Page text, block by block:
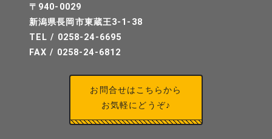
〒940-0029
新潟県長岡市東蔵王3-1-38
TEL / 0258-24-6695
FAX / 0258-24-6812
お問合せはこちらから
お気軽にどうぞ♪